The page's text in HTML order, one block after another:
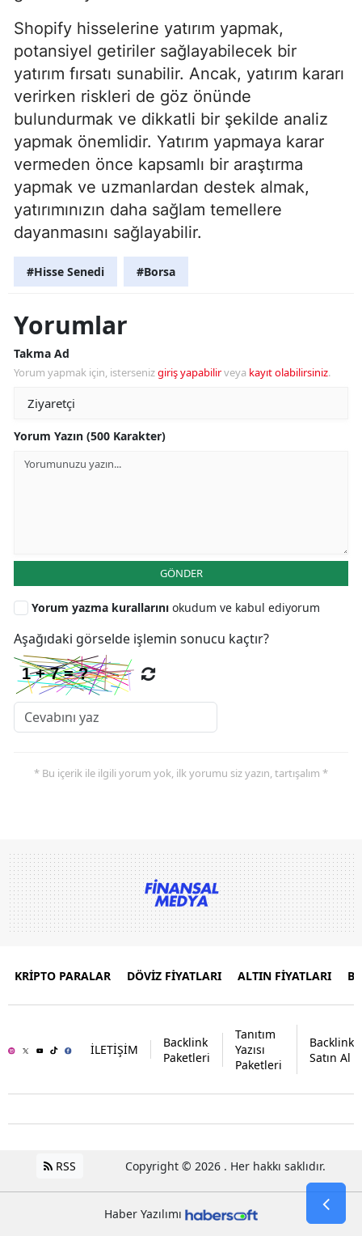
Shopify hisselerine yatırım yapmak,
potansiyel getiriler sağlayabilecek bir
yatırım fırsatı sunabilir. Ancak, yatırım kararı
verirken riskleri de göz önünde
bulundurmak ve dikkatli bir şekilde analiz
yapmak önemlidir. Yatırım yapmaya karar
vermeden önce kapsamlı bir araştırma
yapmak ve uzmanlardan destek almak,
yatırımınızın daha sağlam temellere
dayanmasını sağlayabilir.
#Hisse Senedi #Borsa
Yorumlar
Takma Ad
Yorum yapmak için, istersenizgiriş yapabilirveya kayıt olabilirsiniz.
Yorum Yazın (500 Karakter)
GÖNDER
Yorum yazma kurallarını okudum ve kabul ediyorum
Aşağıdaki görselde işlemin sonucu kaçtır?
* Bu içerik ile ilgili yorum yok, ilk yorumu siz yazın, tartışalım *
KRİPTO PARALAR DÖVİZ FİYATLARI ALTIN FİYATLARI
İLETİŞİM
Backlink
Paketleri
Tanıtım
Yazısı
Paketleri
Backlink
Satın Al
RSS Copyright © 2026 . Her hakkı saklıdır.
Haber Yazılımı